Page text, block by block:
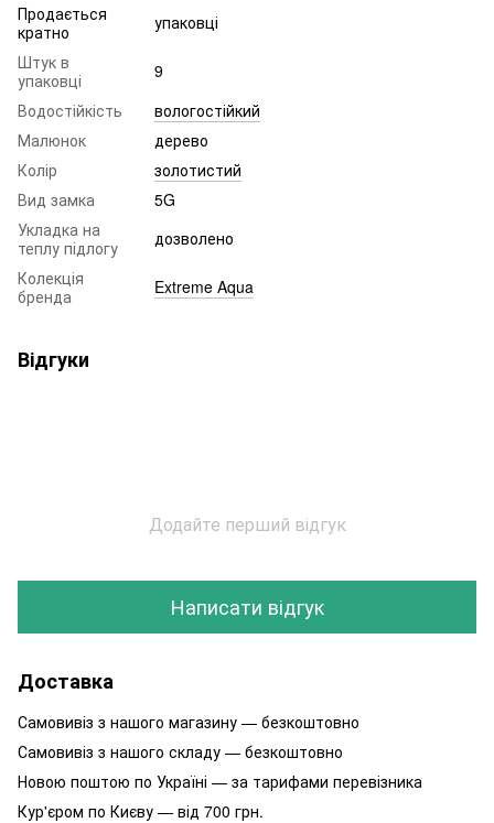
Продається
кратно
упаковці
Штук в
упаковці
9
Водостійкість
вологостійкий
Малюнок
дерево
Колір
золотистий
Вид замка
5G
Укладка на
теплу підлогу
дозволено
Колекція
бренда
Extreme Aqua
Відгуки
Додайте перший відгук
Написати відгук
Доставка
Самовивіз з нашого магазину — безкоштовно
Самовивіз з нашого складу — безкоштовно
Новою поштою по Україні — за тарифами перевізника
Кур'єром по Києву — від 700 грн.